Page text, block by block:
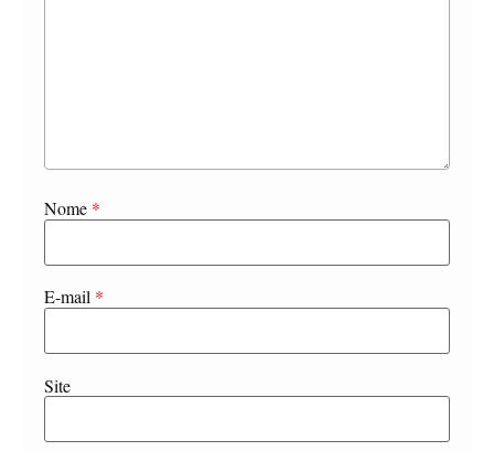
Nome *
E-mail *
Site